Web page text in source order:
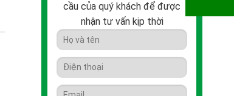
cầu của quý khách để được
nhận tư vấn kịp thời